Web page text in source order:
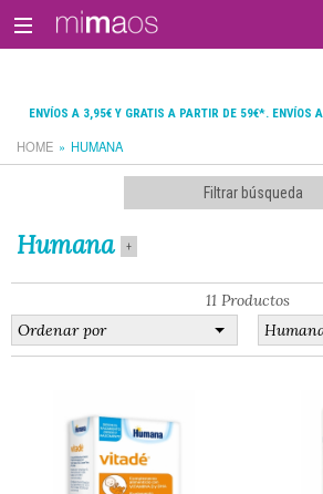
ENVÍOS A 3,95€ Y GRATIS A PARTIR DE 59€*. ENVÍOS
HOME HUMANA
Filtrar búsqueda
Humana +
11 Productos